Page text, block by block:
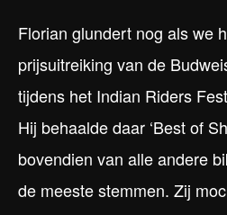
Florian glundert nog als we
prijsuitreiking van de
tijdens het Indian Riders
Hij behaalde daar ‘Best of
bovendien van alle andere
de meeste stemmen. Zij